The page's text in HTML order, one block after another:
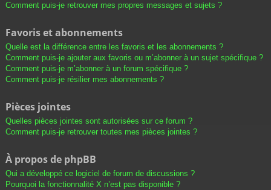
Comment puis-je retrouver mes propres messages et sujets ?
Favoris et abonnements
Quelle est la différence entre les favoris et les abonnements ?
Comment puis-je ajouter aux favoris ou m’abonner à un sujet spécifique ?
Comment puis-je m’abonner à un forum spécifique ?
Comment puis-je résilier mes abonnements ?
Pièces jointes
Quelles pièces jointes sont autorisées sur ce forum ?
Comment puis-je retrouver toutes mes pièces jointes ?
À propos de phpBB
Qui a développé ce logiciel de forum de discussions ?
Pourquoi la fonctionnalité X n’est pas disponible ?